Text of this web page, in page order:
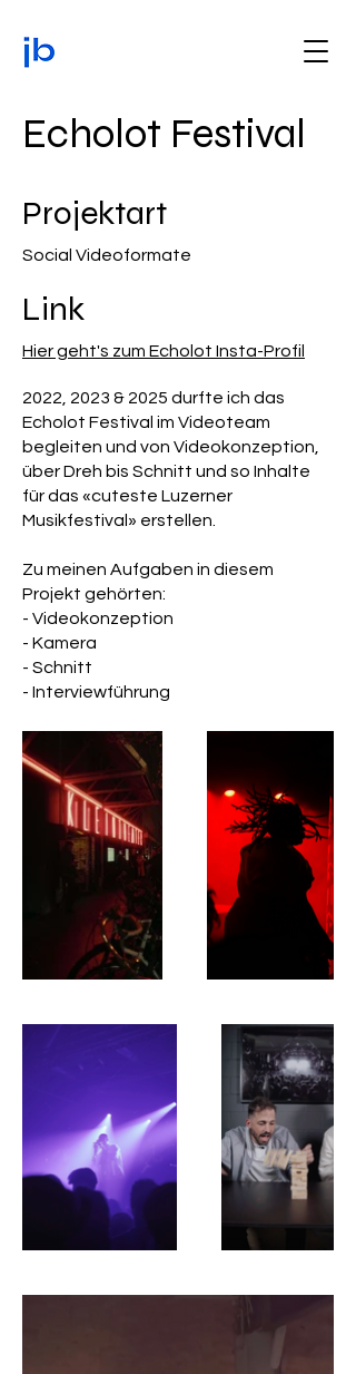
Echolot Festival
Projektart
Social Videoformate
Link
Hier geht's zum Echolot Insta-Profil
2022, 2023 & 2025 durfte ich das
Echolot Festival im Videoteam
begleiten und von Videokonzeption,
über Dreh bis Schnitt und so Inhalte
für das «cuteste Luzerner
Musikfestival» erstellen.
Zu meinen Aufgaben in diesem
Projekt gehörten:
- Videokonzeption
- Kamera
- Schnitt
- Interviewführung